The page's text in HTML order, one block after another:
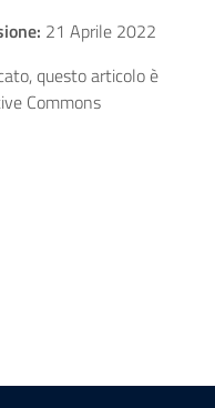
21 Aprile 2022
questo articolo è
Commons